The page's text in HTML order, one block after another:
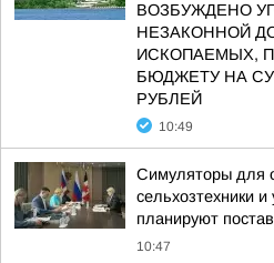
ВОЗБУЖДЕНО
НЕЗАКОННОЙ
ИСКОПАЕМЫХ,
БЮДЖЕТУ НА
РУБЛЕЙ
10:49
Симуляторы для
сельхозтехники
планируют
10:47